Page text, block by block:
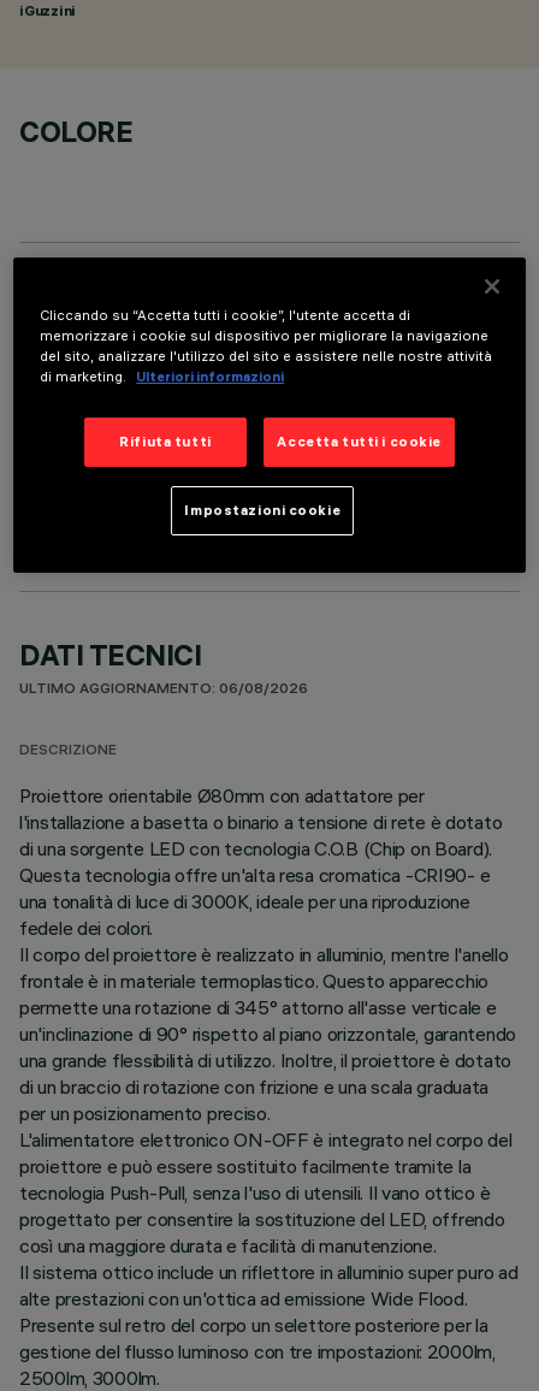
iGuzzini
COLORE
PROFILO
COMPONENTI OPZIONALI
DATI TECNICI
ULTIMO AGGIORNAMENTO: 06/08/2026
DESCRIZIONE
Proiettore orientabile Ø80mm con adattatore per
l'installazione a basetta o binario a tensione di rete è dotato
di una sorgente LED con tecnologia C.O.B (Chip on Board).
Questa tecnologia offre un'alta resa cromatica -CRI90- e
una tonalità di luce di 3000K, ideale per una riproduzione
fedele dei colori.
Il corpo del proiettore è realizzato in alluminio, mentre l'anello
frontale è in materiale termoplastico. Questo apparecchio
permette una rotazione di 345° attorno all'asse verticale e
un'inclinazione di 90° rispetto al piano orizzontale, garantendo
una grande flessibilità di utilizzo. Inoltre, il proiettore è dotato
di un braccio di rotazione con frizione e una scala graduata
per un posizionamento preciso.
L'alimentatore elettronico ON-OFF è integrato nel corpo del
proiettore e può essere sostituito facilmente tramite la
tecnologia Push-Pull, senza l'uso di utensili. Il vano ottico è
progettato per consentire la sostituzione del LED, offrendo
così una maggiore durata e facilità di manutenzione.
Il sistema ottico include un riflettore in alluminio super puro ad
alte prestazioni con un'ottica ad emissione Wide Flood.
Presente sul retro del corpo un selettore posteriore per la
gestione del flusso luminoso con tre impostazioni: 2000lm,
2500lm, 3000lm.
Cliccando su “Accetta tutti i cookie”, l'utente accetta di
memorizzare i cookie sul dispositivo per migliorare la navigazione
del sito, analizzare l'utilizzo del sito e assistere nelle nostre attività
di marketing.
Ulteriori informazioni
Rifiuta tutti Accetta tutti i cookie
Impostazioni cookie